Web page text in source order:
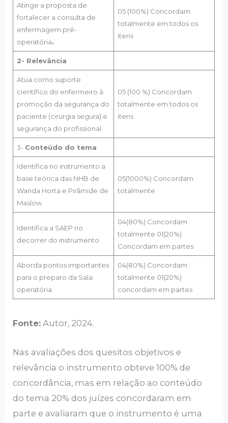
Atinge a proposta de
fortalecer a consulta de
enfermagem pré-
operatória.
05 (100%) Concordam
totalmente em todos os
itens
2- Relevância
Atua como suporte
científico do enfermeiro à
promoção da segurança do
paciente (cirurgia segura) e
segurança do profissional.
05 (100 %) Concordam
totalmente em todos os
itens
3- Conteúdo do tema
Identifica no instrumento a
base teórica das NHB de
Wanda Horta e Pirâmide de
Maslow
05(1000%) Concordam
totalmente
Identifica a SAEP no
decorrer do instrumento
04(80%) Concordam
totalmente 01(20%)
Concordam em partes
Aborda pontos importantes
para o preparo da Sala
operatória
04(80%) Concordam
totalmente 01(20%)
concordam em partes
Fonte: Autor, 2024.
Nas avaliações dos quesitos objetivos e
relevância o instrumento obteve 100% de
concordância, mas em relação ao conteúdo
do tema 20% dos juízes concordaram em
parte e avaliaram que o instrumento é uma